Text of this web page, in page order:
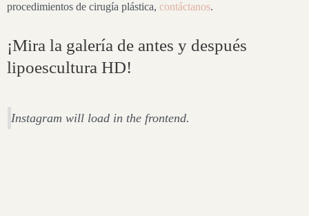
procedimientos de cirugía plástica, contáctanos.
¡Mira la galería de antes y después
lipoescultura HD!
Instagram will load in the frontend.